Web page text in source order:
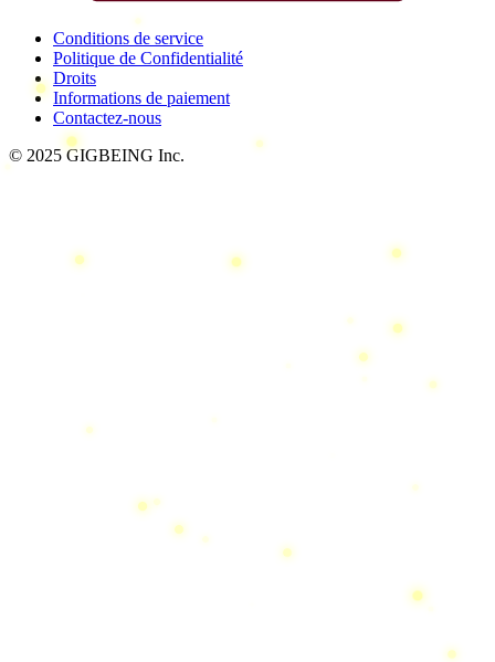
Conditions de service
Politique de Confidentialité
Droits
Informations de paiement
Contactez-nous
© 2025 GIGBEING Inc.